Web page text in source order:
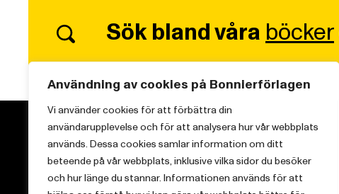
Användning av cookies på Bonnierförlagen
Vi använder cookies för att förbättra din
användarupplevelse och för att analysera hur vår webbplats
används. Dessa cookies samlar information om ditt
beteende på vår webbplats, inklusive vilka sidor du besöker
och hur länge du stannar. Informationen används för att
Sök bland våraböcker